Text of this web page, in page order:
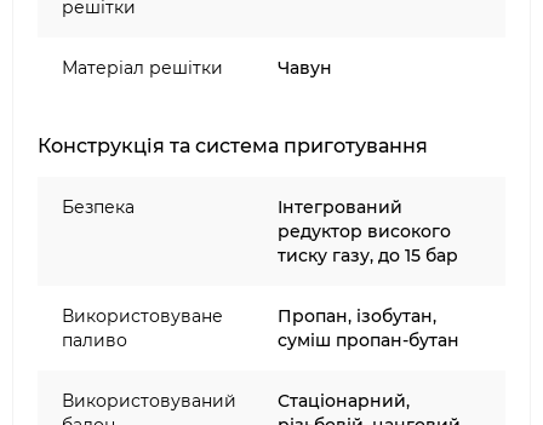
підкреслить вашу індивідуальність.
залишить вас без уваги оточуючих, де б ви
решітки
Матеріал решітки Чавун
Конструкція та система приготування
Безпека
Інтегрований
редуктор високого
тиску газу, до 15 бар
Використовуване
паливо
Пропан, ізобутан,
суміш пропан-бутан
Використовуваний
Стаціонарний,